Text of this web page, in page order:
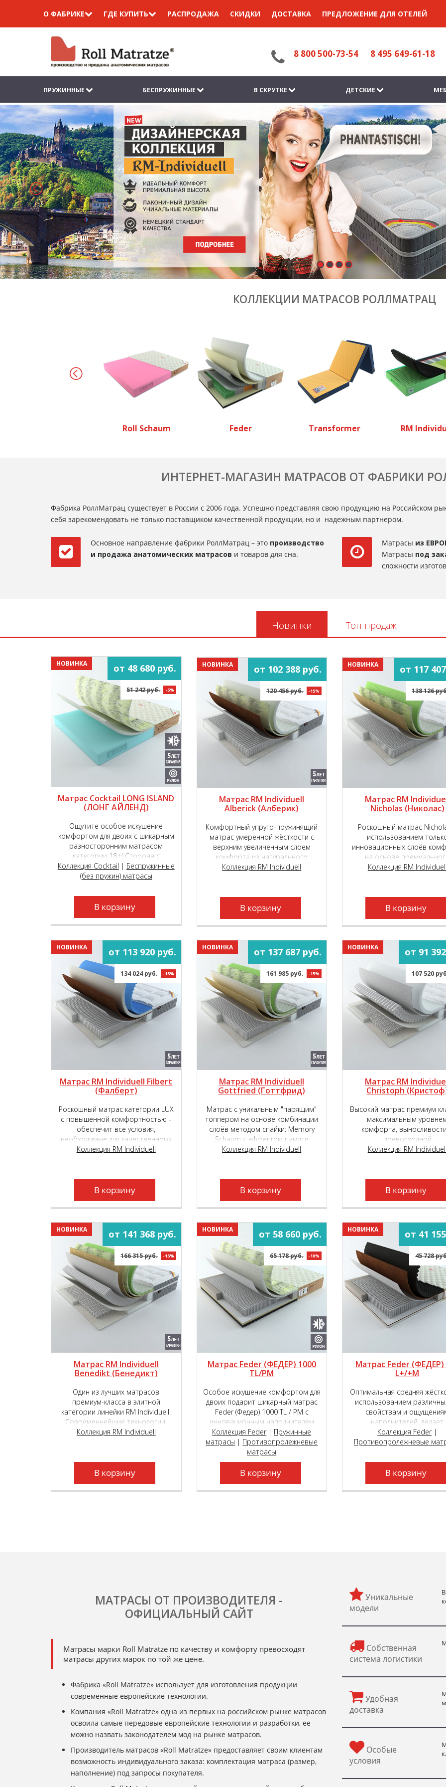
О ФАБРИКЕ ГДЕ КУПИТЬ РАСПРОДАЖА СКИДКИ ДОСТАВКА ПРЕДЛОЖЕНИЕ ДЛЯ ОТЕЛЕЙ
8 800 500-73-54 8 495 649-61-18
ПРУЖИННЫЕ БЕСПРУЖИННЫЕ В СКРУТКЕ ДЕТСКИЕ
КОЛЛЕКЦИИ МАТРАСОВ РОЛЛМАТРАЦ
Roll Schaum Feder Transformer RM
ИНТЕРНЕТ-МАГАЗИН МАТРАСОВ ОТ ФАБРИКИ
Фабрика РоллМатрац существует в России с 2006 года. Успешно представляя свою продукцию на Российском
себя зарекомендовать не только поставщиком качественной продукции, но и надежным партнером.
Основное направление фабрики РоллМатрац – это производство
и продажа анатомических матрасов и товаров для сна.
Матрасы из
Матрасы под
сложности
Новинки Топ продаж
НОВИНКА от 48 680 руб.
51 242 руб. -5%
Матрас Cocktail LONG ISLAND
(ЛОНГ АЙЛЕНД)
Ощутите особое искушение
комфортом для двоих с шикарным
разносторонним матрасом
категории 18+! Сторона с
инновационным наполнителем
TIGER touch®, способна подарить
комфортности, обеспечивая вашу
пару непревзойдённым
пружинящим эффектом!
Коллекция Cocktail | Беспружинные
(без пружин) матрасы
В корзину
НОВИНКА от 102 388 руб.
120 456 руб. -15%
Матрас RM Individuell
Alberick (Aлберик)
Комфортный упруго-пружинящий
матрас умеренной жёсткости с
верхним увеличенным слоем
комфорта из натурального
семизонного латекса с подложкой
Коллекция RM Individuell
В корзину
НОВИНКА от 117
138 126
Матрас RM
Nicholas (Николас)
Роскошный матрас
использованием
инновационных слоёв
на основе
пружинного блока
Коллекция RM Individuell
В корзину
НОВИНКА от 113 920 руб.
134 024 руб. -15%
Матрас RM Individuell Filbert
(Фалберт)
Роскошный матрас категории LUX
с повышенной комфортностью -
обеспечит все условия,
необходимые для качественного
сна и отдыха. Подойдёт людям с
Коллекция RM Individuell
В корзину
НОВИНКА от 137 687 руб.
161 985 руб. -15%
Матрас RM Individuell
Gottfried (Готтфрид)
Матрас с уникальным "парящим"
топпером на основе комбинации
слоёв методом спайки: Memory
Schaum с эффектом памяти
формы и натурального латекса
премиального независимого
пружинного блока Micropoket S
2000.
Коллекция RM Individuell
В корзину
НОВИНКА от 91
107 520
Матрас RM
Christoph
Высокий матрас премиум
максимальным
комфорта,
превосходной
воздухопроницаемостью.
Коллекция RM Individuell
В корзину
НОВИНКА от 141 368 руб.
166 315 руб. -15%
Матрас RM Individuell
Benedikt (Бенедикт)
Один из лучших матрасов
премиум-класса в элитной
категории линейки RM Individuell.
Современнейшие технологии,
комбинация различных по высоте
высокотехнологичные материалы,
подарят вам неповторимый,
«королевский» комфорт.
Коллекция RM Individuell
В корзину
НОВИНКА от 58 660 руб.
65 178 руб. -10%
Матрас Feder (ФЕДЕР) 1000
TL/PM
Особое искушение комфортом для
двоих подарит шикарный матрас
Feder (Федер) 1000 ТL / РМ с
инновационным наполнителем
TIGER touch® и возможностью
выбора уровня мягкости сторон
на пружинном блоке премиум
класса Roll Feder Micropocket S
2000.
Коллекция Feder| Пружинные
матрасы | Противопролежневые
матрасы
В корзину
НОВИНКА от 41
45 728
Матрас Feder (ФЕДЕР)
L+/+M
Оптимальная средняя
использованием
свойствам и
наполнителей, делает
двусторонний матрас
(Федер) 500 L+/+М
подойдёт как молодым,
пожилым людям.
Коллекция Feder|
Противопролежневые
В корзину
МАТРАСЫ ОТ ПРОИЗВОДИТЕЛЯ -
ОФИЦИАЛЬНЫЙ САЙТ
Матрасы марки Roll Matratze по качеству и комфорту превосходят
матрасы других марок по той же цене.
Фабрика «Roll Matratze» использует для изготовления продукции
современные европейские технологии.
Компания «Roll Matratze» одна из первых на российском рынке матрасов
освоила самые передовые европейские технологии и разработки, ее
можно назвать законодателем мод на рынке матрасов.
Производитель матрасов «Roll Matratze» предоставляет своим клиентам
возможность индивидуального заказа: комплектация матраса (размер,
наполнение) под запросы покупателя.
Уникальные
модели
Собственная
система логистики
Удобная
доставка
Особые
условия